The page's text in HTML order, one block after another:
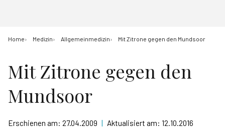
Home Medizin Allgemeinmedizin Mit Zitrone gegen den Mundsoor
Mit Zitrone gegen den
Mundsoor
Erschienen am: 27.04.2009 | Aktualisiert am: 12.10.2016